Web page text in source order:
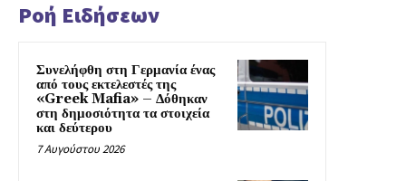
Ροή Ειδήσεων
Συνελήφθη στη Γερμανία ένας
από τους εκτελεστές της
«Greek Mafia» – Δόθηκαν
στη δημοσιότητα τα στοιχεία
και δεύτερου
7 Αυγούστου 2026